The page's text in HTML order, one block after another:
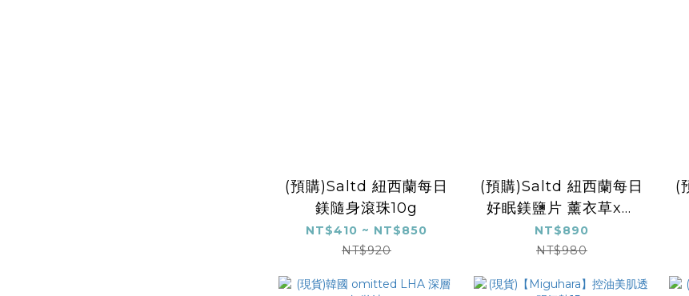
(預購)Saltd 紐西蘭每日
鎂隨身滾珠10g
NT$410 ~ NT$850
NT$920
(預購)Saltd 紐西蘭每日
好眠鎂鹽片 薰衣草x洋
甘菊
NT$890
NT$980
(